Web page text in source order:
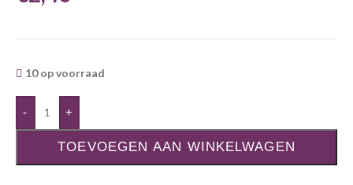
10 op voorraad
- +
TOEVOEGEN AAN WINKELWAGEN